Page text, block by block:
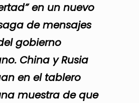
en un nuevo
de mensajes
gobierno
China y Rusia
en el tablero
muestra de que